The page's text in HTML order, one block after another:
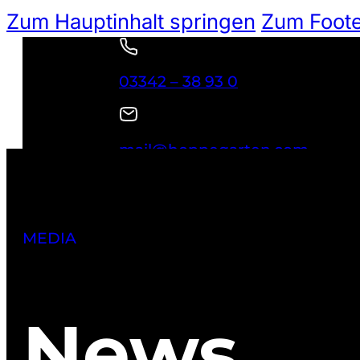
Zum Hauptinhalt springen Zum
03342 – 38 93 0
mail@hoppegarten.com
MEDIA